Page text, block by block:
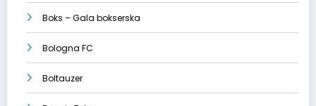
Boks – Gala bokserska
Bologna FC
Boltauzer